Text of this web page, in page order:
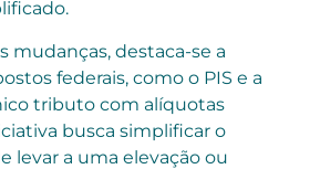
mudanças, destaca-se a
federais, como o PIS e a
tributo com alíquotas
busca simplificar o
levar a uma elevação ou